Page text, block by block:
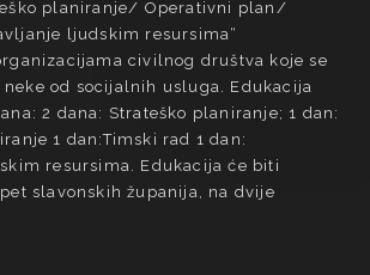
planiranje/ Operativni plan/
ljudskim resursima“
civilnog društva koje se
neke od socijalnih usluga. Edukacija
2 dana: Strateško planiranje; 1 dan:
1 dan:Timski rad 1 dan:
resursima. Edukacija će biti
slavonskih županija, na dvije